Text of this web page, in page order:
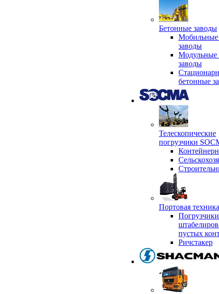
Бетонные заводы
Мобильные
заводы
Модульные
заводы
бетонные
Телескопические
погрузчики
Портовая
пустых
Ричстакер